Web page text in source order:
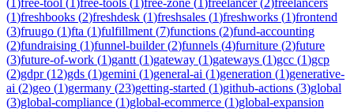
(1)freshbooks (2)freshdesk (1)freshsales (1)freshworks (1)frontend
(3)fruugo (1)fta (1)fulfillment (7)functions (2)fund-accounting
(2)fundraising (1)funnel-builder(2)funnels (4)furniture (2)future
(3)future-of-work (1)gantt (1)gateway (1)gateways (1)gcc (1)gcp
(2)gdpr(12)gds (1)gemini (1)general-ai (1)generation (1)generative-
ai (2)geo (1)germany (23)getting-started (1)github-actions (3)global
(3)global-compliance (1)global-ecommerce (1)global-expansion